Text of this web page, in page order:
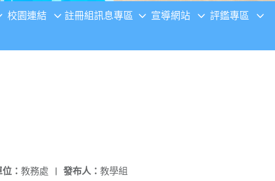
校園連結 註冊組訊息專區 宣導網站 評鑑專區
發布人： 教學組
： 教務處 |